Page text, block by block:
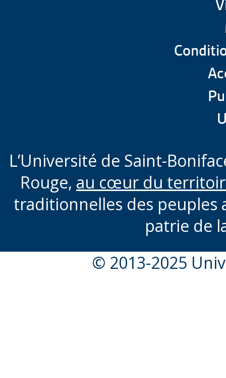
Envoi au Sénat - 25
Envoi au Sénat - 23
L’Université de Saint-
Rouge, au cœur du
traditionnelles des peuples
patrie de
© 2013-2025